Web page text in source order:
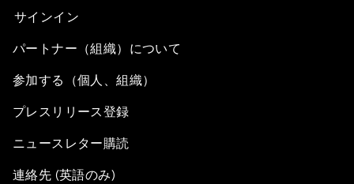
サインイン
パートナー（組織）について
参加する（個人、組織）
プレスリリース登録
ニュースレター購読
連絡先 (英語のみ)